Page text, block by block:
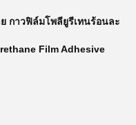
กาวฟิล์มโพลียูรีเทนร้อนละ
Film Adhesive